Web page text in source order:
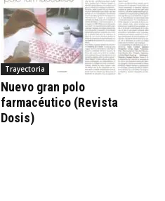
Trayectoria
Nuevo gran polo
farmacéutico (Revista
Dosis)